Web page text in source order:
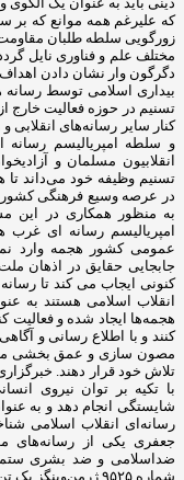
که علیرغم همه موانع که بر
زورگویی سلطه طلبان
مختلف علم و فناوری نایل
دگرگون وار نشان دادن
بیداری اسلامی توسط
تسنیم در حوزه فعالیت خارج
کنار سایر رسانه‌های انقلابی
و سلطه امپریالیسم رسانه
انقلابیون مسلمان و
تسنیم وظیفه خود می‌داند
در عرصه وسیع فرهنگی کشور،
به منظور همکاری در این
امپریالیسم رسانه ای غرب
عمومی کشور هجمه وارد
جابجایی حقایق در اذهان
کنونی ایجاب می کند تا
انقلاب اسلامی هستند به
هجمه‌ها ایجاد شده و فعالیت
کنند و با اطلاع رسانی و
مصون سازی و عمق بخشی
تلاش خود قرار دهند.
با تکیه بر توان نیروی
شایستگی انجام دهد و به
رسانه‌ای انقلاب اسلامی
جعفری یکی از رسانه‌های
ضداسلامی و ضد بشری
شماره ۹۵۲۵